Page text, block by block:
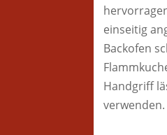
einseitig
Backofen
Handgriff